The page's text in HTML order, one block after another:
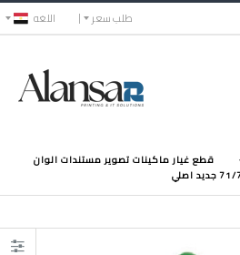
اللغه طلب سعر
قطع غيار ماكينات تصوير مستندات الوان